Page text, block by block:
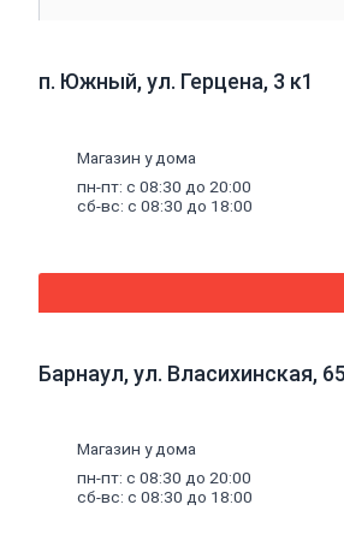
ламинат
Комплектующие
к
Плинтус,
к
покрытие
покрытия
Линолеум
п. Южный, ул. Герцена, 3 к1
Магазин у дома
пн-пт: с 08:30 до 20:00
сб-вс: с 08:30 до 18:00
Барнаул, ул. Власихинская,
Магазин у дома
пн-пт: с 08:30 до 20:00
сб-вс: с 08:30 до 18:00